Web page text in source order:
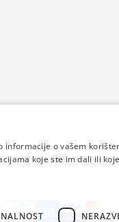
informacije o vašem
koje ste im dali ili